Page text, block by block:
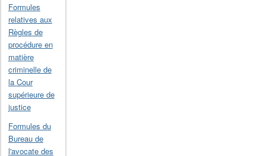
Formules
relatives aux
Règles de
procédure en
matière
criminelle de
la Cour
supérieure de
justice
Formules du
Bureau de
l'avocate des